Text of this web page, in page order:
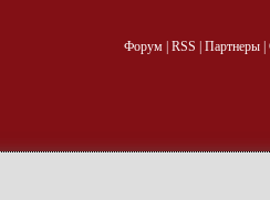
Форум| RSS Партнеры|